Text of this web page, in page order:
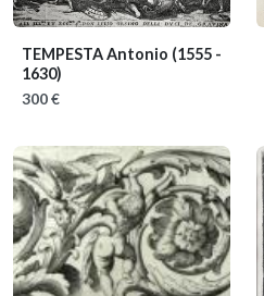
TEMPESTA Antonio (1555 -
1630)
300 €